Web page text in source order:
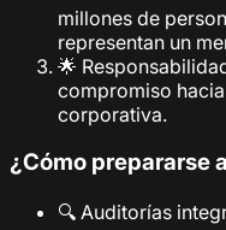
millones de
representan un
🌟
compromiso
corporativa.
¿Cómo prepararse
🔍 Auditorías